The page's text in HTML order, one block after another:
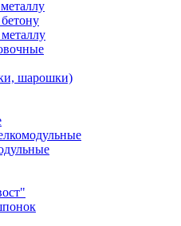
шарошки)